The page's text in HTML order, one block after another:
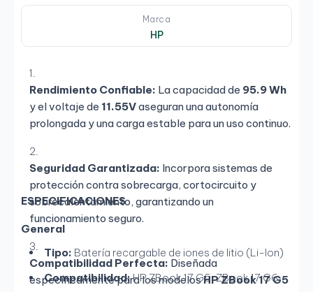
Marca
HP
Rendimiento Confiable: La capacidad de 95.9 Wh
y el voltaje de 11.55Vaseguran una autonomía
prolongada y una carga estable para un uso continuo.
Seguridad Garantizada: Incorpora sistemas de
protección contra sobrecarga, cortocircuito y
sobrecalentamiento, garantizando un
funcionamiento seguro.
Compatibilidad Perfecta: Diseñada
específicamente para los modelosHP ZBook 17 G5
ESPECIFICACIONES
General
Tipo: Batería recargable de iones de litio (Li-Ion)
Compatibilidad:HP ZBook 17 G5, ZBook 17 G6